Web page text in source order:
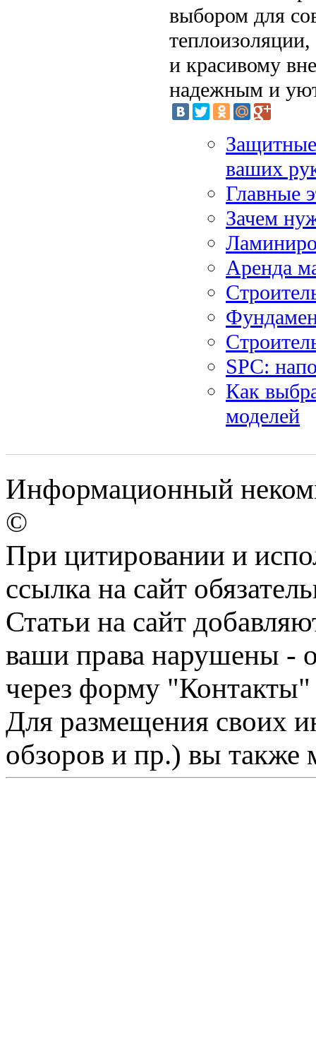
выбором для
и красивому
надежным и
ваших
Главные
Зачем
Аренда
SPC:
Как
моделей
Информационный
©
При цитировании и
ссылка на сайт
Статьи на сайт
ваши права нарушены -
через форму "Контакты"
Для размещения своих
обзоров и пр.) вы также